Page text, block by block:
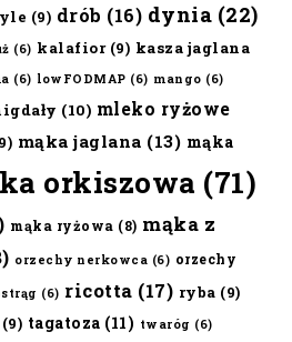
(9) drób (16) dynia (22)
(6) kalafior(9) kasza jaglana
(6) lowFODMAP (6) mango (6)
(10) mleko ryżowe
mąka jaglana (13) mąka
orkiszowa (71)
mąka ryżowa (8) mąka z
orzechy nerkowca (6) orzechy
(6) ricotta (17) ryba (9)
(9) tagatoza (11) twaróg (6)